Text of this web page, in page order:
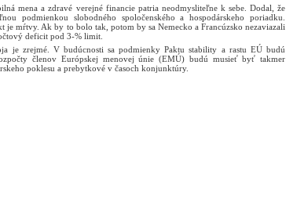
mena a zdravé verejné financie patria neodmysliteľne k sebe. Dodal, že
podmienkou slobodného spoločenského a hospodárskeho poriadku.
je mŕtvy. Ak by to bolo tak, potom by sa Nemecko a Francúzsko nezaviazali
deficit pod 3-% limit.
je zrejmé. V budúcnosti sa podmienky Paktu stability a rastu EÚ budú
členov Európskej menovej únie (EMÚ) budú musieť byť takmer
poklesu a prebytkové v časoch konjunktúry.